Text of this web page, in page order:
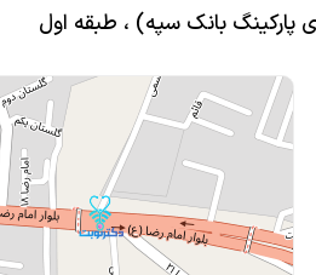
پارکینگ بانک سپه) ، طبقه اول